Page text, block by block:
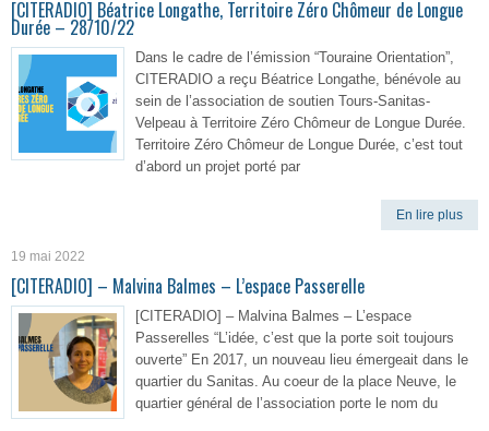
[CITERADIO] Béatrice Longathe, Territoire Zéro Chômeur de Longue
Durée – 28/10/22
Dans le cadre de l’émission “Touraine Orientation”,
CITERADIO a reçu Béatrice Longathe, bénévole au
sein de l’association de soutien Tours-Sanitas-
Velpeau à Territoire Zéro Chômeur de Longue Durée.
Territoire Zéro Chômeur de Longue Durée, c’est tout
d’abord un projet porté par
En lire plus
19 mai 2022
[CITERADIO] – Malvina Balmes – L’espace Passerelle
[CITERADIO] – Malvina Balmes – L’espace
Passerelles “L’idée, c’est que la porte soit toujours
ouverte” En 2017, un nouveau lieu émergeait dans le
quartier du Sanitas. Au coeur de la place Neuve, le
quartier général de l’association porte le nom du